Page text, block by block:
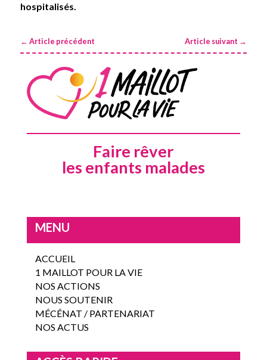
hospitalisés.
← Article précédent Article suivant →
Faire rêver
les enfants malades
MENU
ACCUEIL
1 MAILLOT POUR LA VIE
NOS ACTIONS
NOUS SOUTENIR
MÉCÉNAT / PARTENARIAT
NOS ACTUS